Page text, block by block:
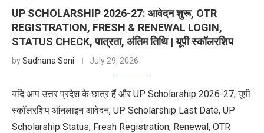
UP SCHOLARSHIP 2026-27: आवेदन शुरू, OTR
REGISTRATION, FRESH & RENEWAL LOGIN,
STATUS CHECK, पात्रता, अंतिम तिथि | यूपी स्कॉलरशिप
bySadhana Soni July 29, 2026
यदि आप उत्तर प्रदेश के छात्र हैं और UP Scholarship 2026-27, यूपी
स्कॉलरशिप ऑनलाइन आवेदन, UP Scholarship Last Date, UP
Scholarship Status, Fresh Registration, Renewal, OTR